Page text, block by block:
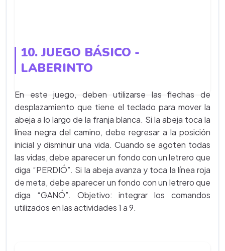
10. JUEGO BÁSICO -
LABERINTO
En este juego, deben utilizarse las flechas de
desplazamiento que tiene el teclado para mover la
abeja a lo largo de la franja blanca. Si la abeja toca la
línea negra del camino, debe regresar a la posición
inicial y disminuir una vida. Cuando se agoten todas
las vidas, debe aparecer un fondo con un letrero que
diga “PERDIÓ”. Si la abeja avanza y toca la línea roja
de meta, debe aparecer un fondo con un letrero que
diga “GANÓ”. Objetivo: integrar los comandos
utilizados en las actividades 1 a 9.